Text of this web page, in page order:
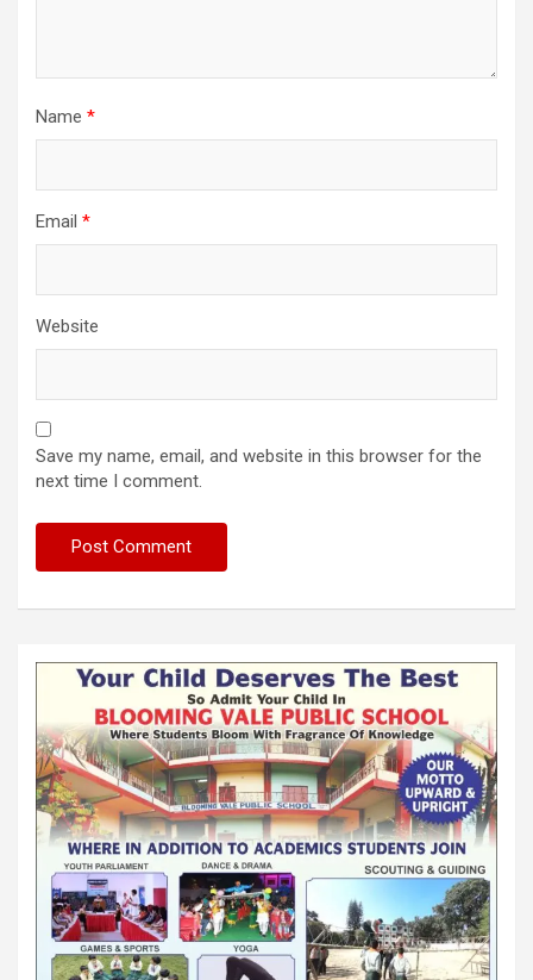
Name *
Email *
Website
Save my name, email, and website in this browser for the
next time I comment.